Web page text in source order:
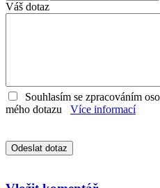
Váš dotaz
Souhlasím se zpracováním
mého dotazu
Více informací